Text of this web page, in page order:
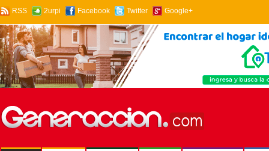
RSS 2urpi Facebook Twitter Google+